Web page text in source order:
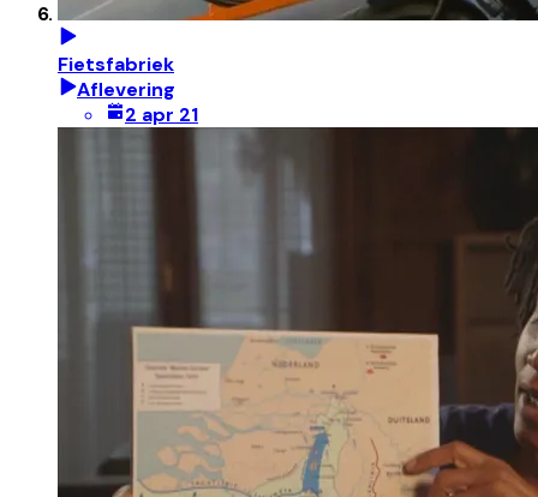
Fietsfabriek
Aflevering
2 apr 21